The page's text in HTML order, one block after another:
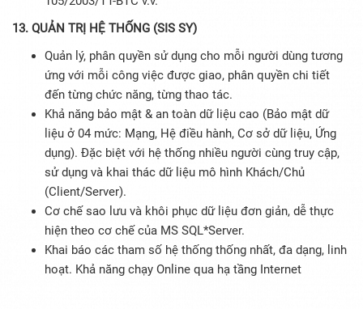
13. QUẢN TRỊ HỆ THỐNG (SIS SY)
Quản lý, phân quyền sử dụng cho mỗi người dùng tương
ứng với mỗi công việc được giao, phân quyền chi tiết
đến từng chức năng, từng thao tác.
Khả năng bảo mật & an toàn dữ liệu cao (Bảo mật dữ
liệu ở 04 mức: Mạng, Hệ điều hành, Cơ sở dữ liệu, Ứng
dụng). Đặc biệt với hệ thống nhiều người cùng truy cập,
sử dụng và khai thác dữ liệu mô hình Khách/Chủ
(Client/Server).
Cơ chế sao lưu và khôi phục dữ liệu đơn giản, dễ thực
hiện theo cơ chế của MS SQL*Server.
Khai báo các tham số hệ thống thống nhất, đa dạng, linh
hoạt. Khả năng chạy Online qua hạ tầng Internet